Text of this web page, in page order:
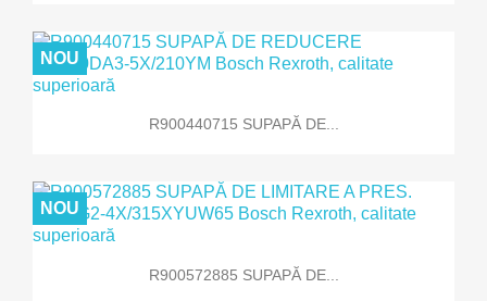
R900440715 SUPAPĂ DE...
NOU
R900572885 SUPAPĂ DE...
NOU